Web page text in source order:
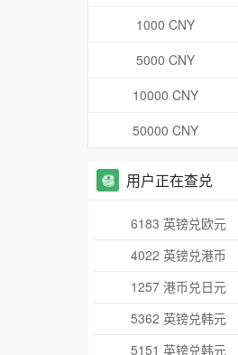
1000 CNY
5000 CNY
10000 CNY
50000 CNY
用户正在查兑
6183 英镑兑欧元
4022 英镑兑港币
1257 港币兑日元
5362 英镑兑韩元
5151 英镑兑韩元